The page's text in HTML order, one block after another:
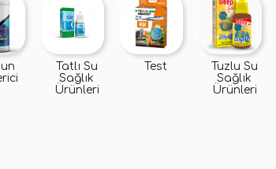
Tatlı Su
Sağlık
Ürünleri
Test
Tuzlu Su
Sağlık
Ürünleri